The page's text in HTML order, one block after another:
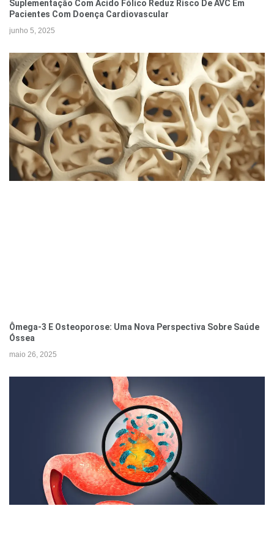
Suplementação Com Ácido Fólico Reduz Risco De AVC Em
Pacientes Com Doença Cardiovascular
junho 5, 2025
Ômega-3 E Osteoporose: Uma Nova Perspectiva Sobre Saúde
Óssea
maio 26, 2025